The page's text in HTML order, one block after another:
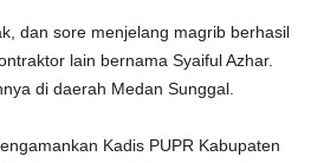
dan sore menjelang magrib berhasil
lain bernama Syaiful Azhar.
di daerah Medan Sunggal.
Kadis PUPR Kabupaten